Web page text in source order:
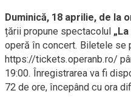
Duminică, 18 aprilie, de la
țării propune spectacolul
operă în concert. Biletele se
https://tickets.operanb.ro/
19:00. Înregistrarea va fi
72 de ore, începând cu ora